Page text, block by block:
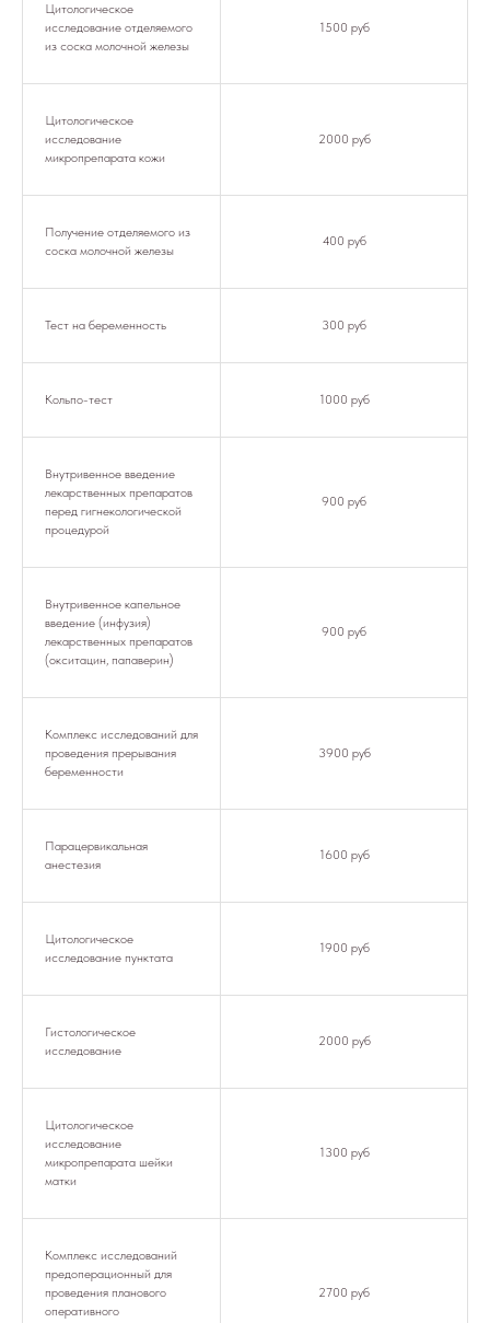
Цитологическое
исследование отделяемого
из соска молочной железы
1500 руб
Цитологическое
исследование
микропрепарата кожи
2000 руб
Получение отделяемого из
соска молочной железы
400 руб
Тест на беременность 300 руб
Кольпо-тест 1000 руб
Внутривенное введение
лекарственных препаратов
перед гигнекологической
процедурой
900 руб
Внутривенное капельное
введение (инфузия)
лекарственных препаратов
(окситацин, папаверин)
900 руб
Комплекс исследований для
проведения прерывания
беременности
3900 руб
Парацервикальная
анестезия
1600 руб
Цитологическое
исследование пунктата
1900 руб
Гистологическое
исследование
2000 руб
Цитологическое
исследование
микропрепарата шейки
матки
1300 руб
Комплекс исследований
предоперационный для
проведения планового
оперативного
2700 руб